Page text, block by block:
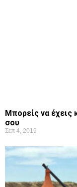
Μπορείς να έχεις
σου
Σεπ 4, 2019